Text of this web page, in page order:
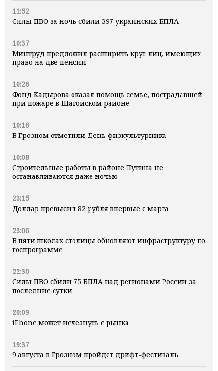
11:52
Силы ПВО за ночь сбили 397 украинских БПЛА
10:37
Минтруд предложил расширить круг лиц, имеющих
право на две пенсии
10:26
Фонд Кадырова оказал помощь семье, пострадавшей
при пожаре в Шатойском районе
10:16
В Грозном отметили День физкультурника
10:08
Строительные работы в районе Путина не
останавливаются даже ночью
23:15
Доллар превысил 82 рубля впервые с марта
23:06
В пяти школах столицы обновляют инфраструктуру по
госпрограмме
22:30
Силы ПВО сбили 75 БПЛА над регионами России за
последние сутки
20:09
iPhone может исчезнуть с рынка
19:37
9 августа в Грозном пройдет дрифт-фестиваль